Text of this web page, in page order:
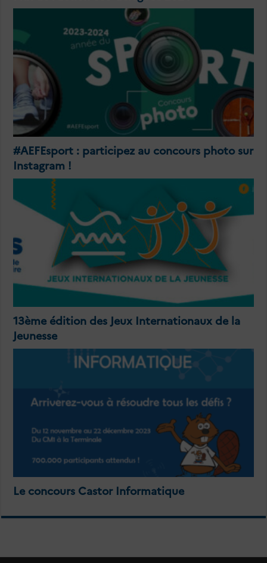
#AEFEsport : participez au concours photo sur
Instagram !
13ème édition des Jeux Internationaux de la
Jeunesse
Le concours Castor Informatique